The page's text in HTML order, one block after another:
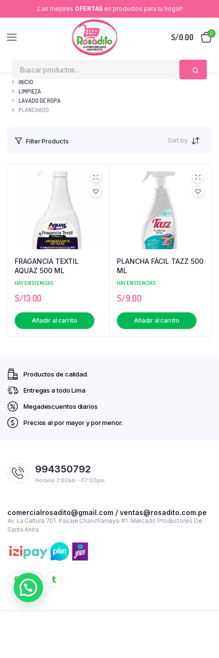
¡Las mejores OFERTAS en productos para tu hogar!
S/0.00 0
INICIO
LIMPIEZA
LAVADO DE ROPA
PLANCHADO
Filter Products Sort by
FRAGANCIA TEXTIL
AQUAZ 500 ML
HAY EXISTENCIAS
S/13.00
Añadir al carrito
PLANCHA FÁCIL TAZZ 500
ML
HAY EXISTENCIAS
S/9.00
Añadir al carrito
Productos de calidad.
Entregas a todo Lima
Megadescuentos diarios
Precios al por mayor y por menor.
994350792
Horario 7:00am - 07:00pm
comercialrosadito@gmail.com / ventas@rosadito.com.pe
Av. La Cultura 701. Pasaje Chanchamayo #1. Mercado Productores De
Santa Anita.